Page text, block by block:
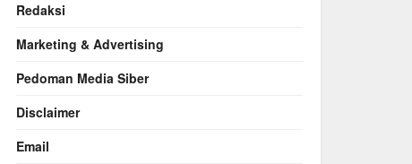
Redaksi
Marketing & Advertising
Pedoman Media Siber
Disclaimer
Email